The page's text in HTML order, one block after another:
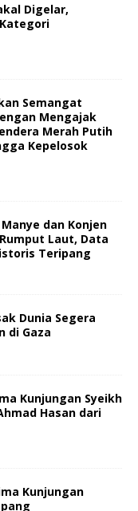
Digelar,
Semangat
Mengajak
Merah Putih
Kepelosok
dan Konjen
Laut, Data
Teripang
Dunia Segera
di Gaza
Kunjungan Syeikh
Hasan dari
Kunjungan